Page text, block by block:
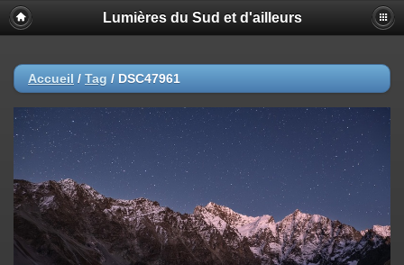
Lumières du Sud et d'ailleurs
Accueil / Tag / DSC47961